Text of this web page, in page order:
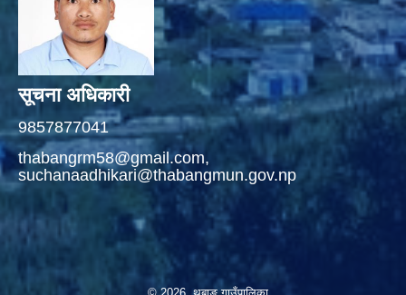
सूचना अधिकारी
9857877041
thabangrm58@gmail.com,
suchanaadhikari@thabangmun.gov.np